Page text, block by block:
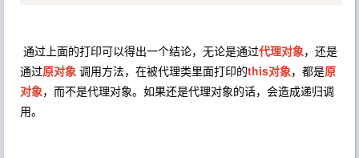
通过上面的打印可以得出一个结论，无论是通过代理对象，还是
通过原对象 调用方法，在被代理类里面打印的this对象，都是原
对象，而不是代理对象。如果还是代理对象的话，会造成递归调
用。